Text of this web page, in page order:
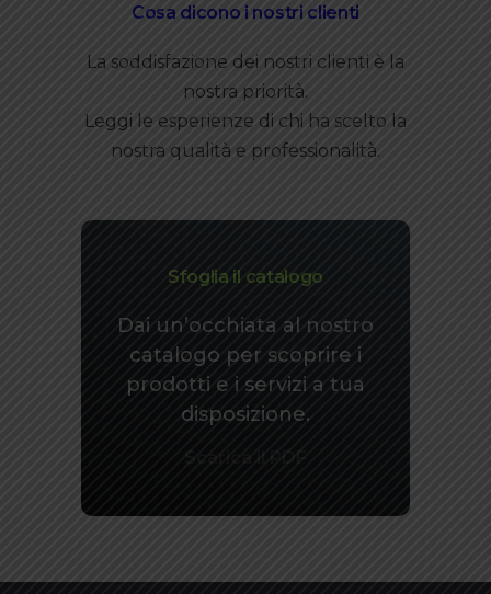
Cosa dicono i nostri clienti
La soddisfazione dei nostri clienti è la
nostra priorità.
Leggi le esperienze di chi ha scelto la
nostra qualità e professionalità.
Sfoglia il catalogo
Dai un’occhiata al nostro
catalogo per scoprire i
prodotti e i servizi a tua
disposizione.
Scarica il PDF